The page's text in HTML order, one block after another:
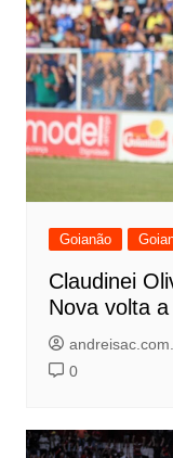
Goianão
Claudinei
Nova volta
0